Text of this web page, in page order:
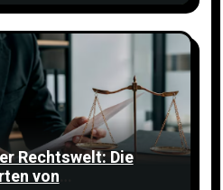
Rechtswelt: Die
von